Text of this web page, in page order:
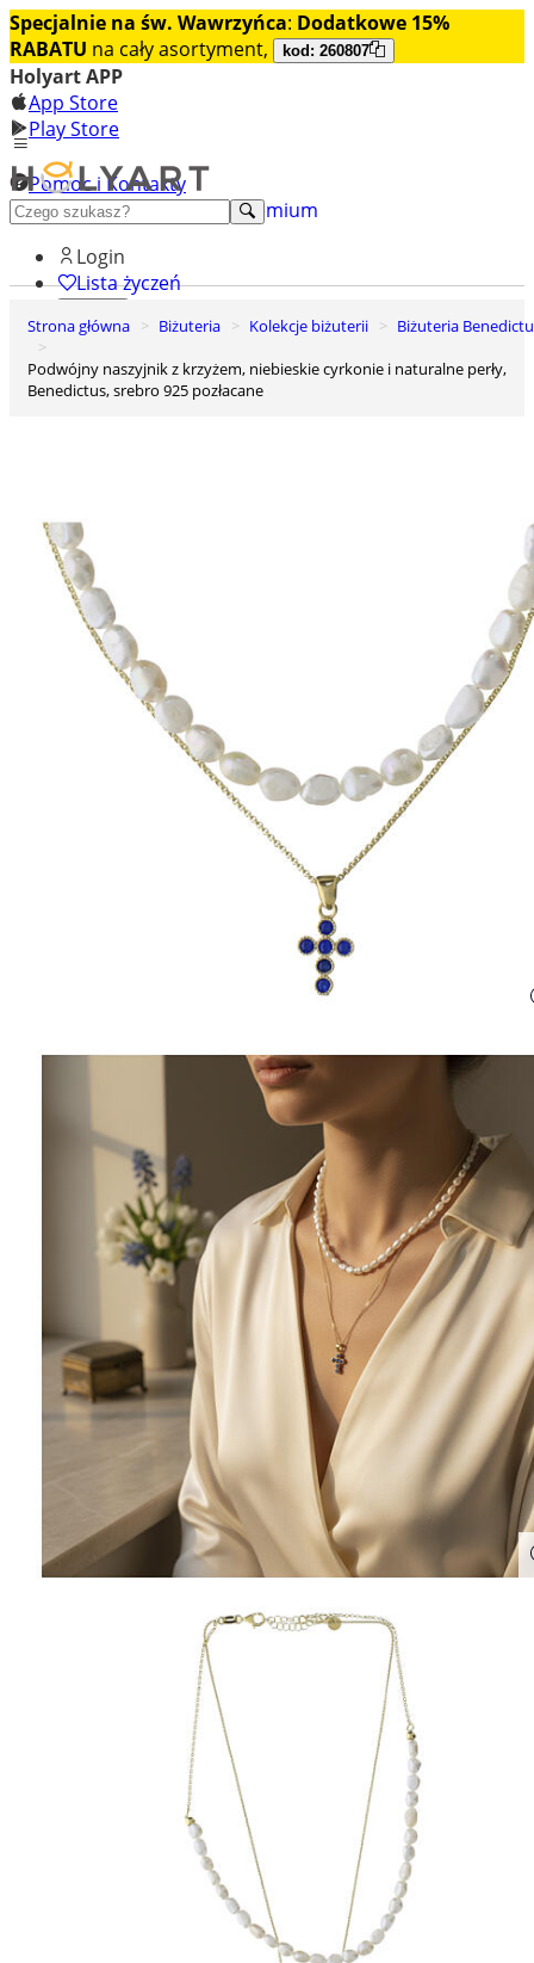
Specjalnie na św. Wawrzyńca: Dodatkowe 15%
RABATU na cały asortyment, kod: 260807
Holyart APP
App Store
Play Store
Pomoc i Kontakty
+48 222 922 860
Odkryj premium
Login
Lista życzeń
0
Strona główna Biżuteria Kolekcje biżuterii
Biżuteria
Podwójny naszyjnik z krzyżem, niebieskie cyrkonie i naturalne perły,
Benedictus, srebro 925 pozłacane